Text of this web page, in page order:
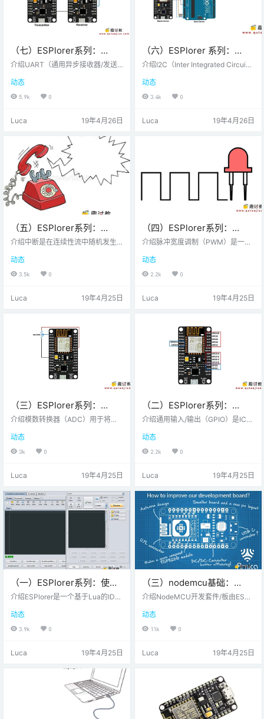
（七）ESPlorer系列：
NodeMCU UART串口使用
介绍UART（通用异步接收器/发送
据一次一位地串行传输。异步串行
通信广泛用于面向字节的传输。在
定义的帧结构作为其数据字节。异
位：它有点表示串行通信已启动且
始终为低电平。DATA BYTE位：数
据位可以是5到9位的包。通常我们
使用8位数据包，它总是在START位
之后发送。ST…
动态
5.9k 0
Luca 19年4月26日
（六）ESPlorer 系列：
NodeMCU I2C使用方法
介绍I2C（Inter Integrated Circui
被称为TWI（双线接口），因为它只
使用两根电线进行通信。这两条线
议，即发送器在发送数据之后等待
种模式，主模式从模式SDA（串行
数据）线用于主设备和从设备之间
动态
3.4k 0
Luca 19年4月26日
（五）ESPlorer系列：
NodeMCU GPIO中断使用方
介绍中断是在连续性流中随机发生
的电话，根据电话优先级，你决定
是参加还是忽视。基于NodeMCU的
的D0-D8引脚上可用。我们可以在K
式。我们需要使用以下函数初始化
特定GPIO引脚的中断和中断模式。
gpio.mode()…
动态
3.5k 0
Luca 19年4月25日
（四）ESPlorer系列：
NodeMCU PWM使用
介绍脉冲宽度调制（PWM）是一种
冲宽度的技术。LED PWMPWM生
成脉冲周期包括ON周期（VCC）和
如，周期为10ms的脉冲将保持ON
技术，我们可以使用ON-OFF信号控
制输送到负载的功率。PWM信号可
用于控制直流电机的…
动态
2.2k 0
Luca 19年4月25日
（三）ESPlorer系列：
NodeMCU ADC使用方法
介绍模数转换器（ADC）用于将模
内置10位ADC，只有一个ADC通
道，即它只有一个ADC输入引脚，
脚NodeMCU上的ADC引脚ESP826
此，我们可以将其设置为测量板载
电源电压或外部模拟电压。读取外
部模拟电压时，ADC引脚的输入电
动态
3k 0
Luca 19年4月25日
（二）ESPlorer系列：
NodeMCU GPIO介绍
介绍通用输入/输出（GPIO）是IC
输入引脚或输出引脚，其行为可以
在运行时控制。NodeMCU开发套件
ev kit引脚的编号与ESP8266的内部
例如，NodeMCU开发套件上的D0
引脚映射到ESP8266的内部GPIO引
脚16。NodeMCU GPIO下表给…
动态
2.2k 0
Luca 19年4月25日
（一）ESPlorer系列：使用
ESPlorer开始使用
介绍ESPlorer是一个基于Lua的ID
序。Lua脚本通常用于对NodeMCU
进行编程。Lua是一种基于C编程语
础。从NodeMCU的Lua脚本开始，
er是ESP开发人员的IDE。ESPlorer I
DE允许您与ESP8266建立串行通
信，发送命令，上传…
动态
3.9k 0
Luca 19年4月25日
（三）nodemcu基础：
NodeMCU开发套件及原理
介绍NodeMCU开发套件/板由ESP8
有GPIO引脚，串行通信协议等功
能。ESP8266 是 Espressif System
MCU开发板上提取。NodeMCU
发板/套件，它结合了NodeMC…
动态
11k 0
Luca 19年4月25日